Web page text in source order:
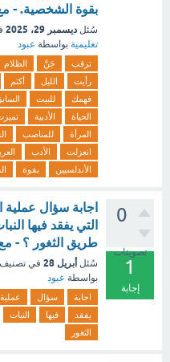
بقوة الشخصية. -
سُئل ديسمبر 29، 2025
تعليمية بواسطة عبود
ترقب جَنَّ الظلام
رأيت
الليل أكتم
فهمك
للبيت
الحياة
الأدبية
المرأة
للمناصب
انعزلت
الأدب
الأندلسيين
بقوة
0
تصويتات
1
إجابة
اجابة سؤال عملية
التي يفقد فيها
طريق الثغور ؟ -
سُئل أبريل 28 في تصنيف
بواسطة عبود
اجابة سؤال عملية
يفقد
فيها النبات
الثغور